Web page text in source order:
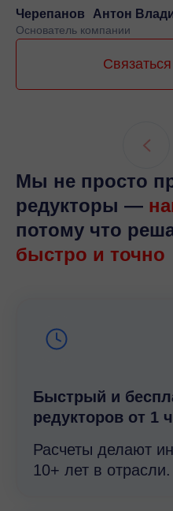
Черепанов Антон
Основатель компании
Связаться
Мы не просто
редукторы —
потому что
быстро и точно
Быстрый и
редукторов от 1
Расчеты делают
10+ лет в отрасли.